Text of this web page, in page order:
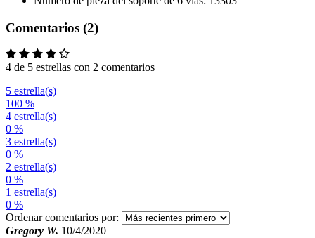
Comentarios (2)
4 de 5 estrellas con 2 comentarios
5 estrella(s)
100 %
4 estrella(s)
0 %
3 estrella(s)
0 %
2 estrella(s)
0 %
1 estrella(s)
0 %
Ordenar comentarios por:
Gregory W. 10/4/2020